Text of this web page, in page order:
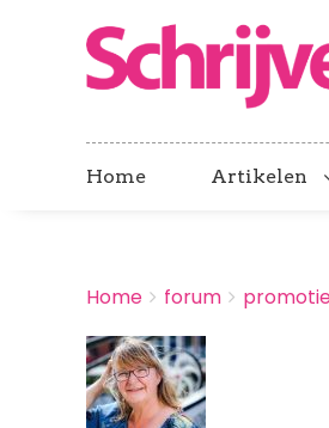
Home Artikelen
BREADCRUMBS
You
here:
Home forum